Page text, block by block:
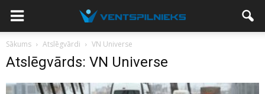
Sākums Atslēgvārdi VN Universe
Atslēgvārds: VN Universe